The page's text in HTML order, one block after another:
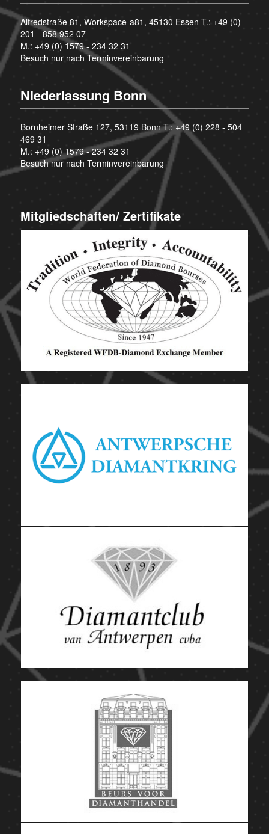
Alfredstraße 81, Workspace-a81, 45130 Essen T.: +49 (0)
201 - 858 952 07
M.: +49 (0) 1579 - 234 32 31
Besuch nur nach Terminvereinbarung
Niederlassung Bonn
Bornheimer Straße 127, 53119 Bonn T.:+49 (0) 228 - 504
469 31
M.: +49 (0) 1579 - 234 32 31
Besuch nur nach Terminvereinbarung
Mitgliedschaften/ Zertifikate